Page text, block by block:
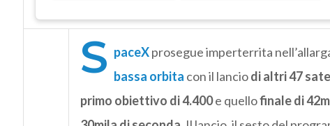
S paceX prosegue imperterrita
bassa orbita con il lanciodi altri 47
primo obiettivo di 4.400e quellofinale di